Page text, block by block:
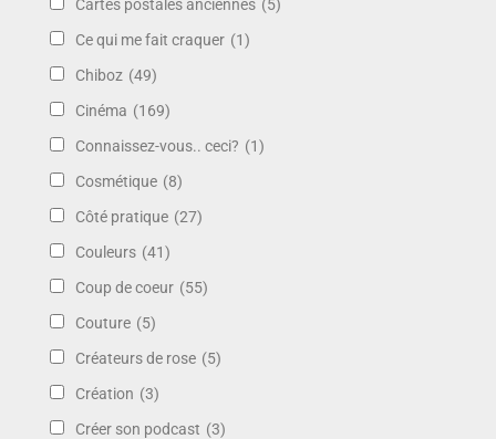
Cartes postales anciennes (5)
Ce qui me fait craquer (1)
Chiboz (49)
Cinéma (169)
Connaissez-vous.. ceci? (1)
Cosmétique (8)
Côté pratique (27)
Couleurs (41)
Coup de coeur (55)
Couture (5)
Créateurs de rose (5)
Création (3)
Créer son podcast (3)